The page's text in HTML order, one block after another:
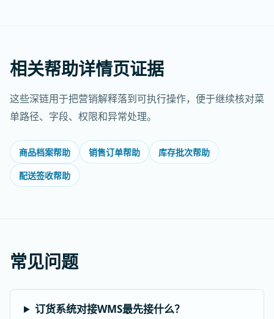
相关帮助详情页证据
这些深链用于把营销解释落到可执行操作，便于继续核对菜
单路径、字段、权限和异常处理。
商品档案帮助 销售订单帮助
库存批次帮助
配送签收帮助
常见问题
订货系统对接WMS最先接什么？